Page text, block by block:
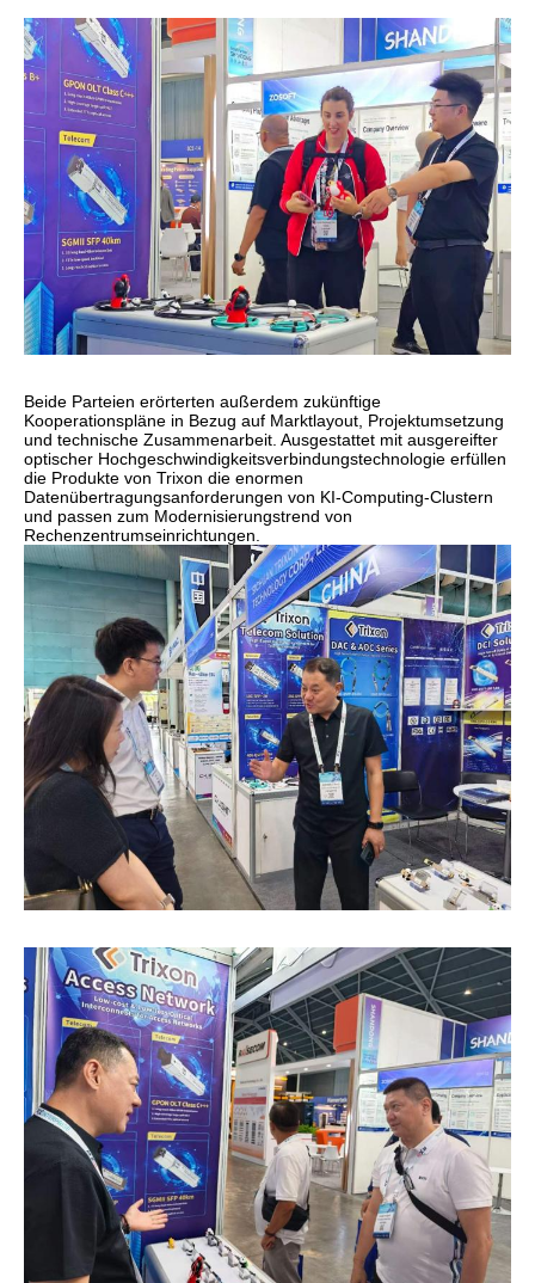
Beide Parteien erörterten außerdem zukünftige
Kooperationspläne in Bezug auf Marktlayout, Projektumsetzung
und technische Zusammenarbeit. Ausgestattet mit ausgereifter
optischer Hochgeschwindigkeitsverbindungstechnologie erfüllen
die Produkte von Trixon die enormen
Datenübertragungsanforderungen von KI-Computing-Clustern
und passen zum Modernisierungstrend von
Rechenzentrumseinrichtungen.